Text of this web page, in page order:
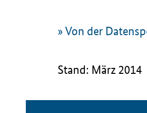
» Von der
Stand: März 2014